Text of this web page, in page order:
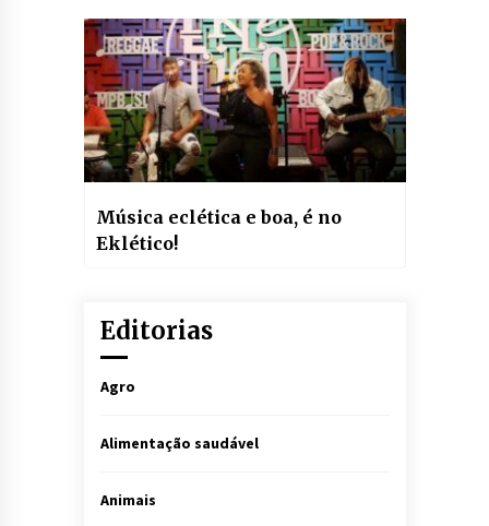
Música eclética e boa, é no
Eklético!
Editorias
Agro
Alimentação saudável
Animais